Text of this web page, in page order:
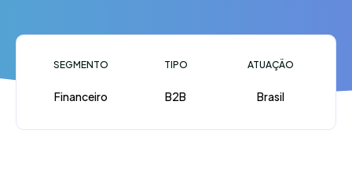
SEGMENTO
Financeiro
TIPO
B2B
ATUAÇÃO
Brasil